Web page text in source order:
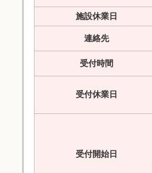
施設休業日
連絡先
受付時間
受付休業日
受付開始日